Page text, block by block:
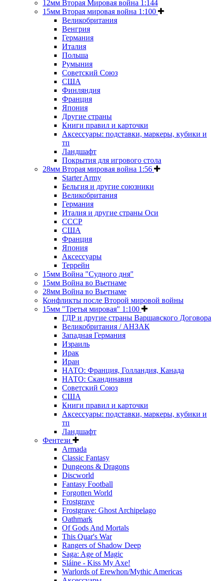
12мм Вторая Мировая война 1:144
15мм Вторая мировая война 1:100
Великобритания
Венгрия
Германия
Италия
Польша
Румыния
Советский Союз
США
Финляндия
Франция
Япония
Другие страны
Книги правил и карточки
Аксессуары: подставки, маркеры, кубики и
тп
Ландшафт
Покрытия для игрового стола
28мм Вторая мировая война 1:56
Starter Army
Бельгия и другие союзники
Великобритания
Германия
Италия и другие страны Оси
СССР
США
Франция
Япония
Аксессуары
Террейн
15мм Война "Судного дня"
15мм Война во Вьетнаме
28мм Война во Вьетнаме
Конфликты после Второй мировой войны
15мм "Третья мировая" 1:100
ГДР и другие страны Варшавского Договора
Великобритания / АНЗАК
Западная Германия
Израиль
Ирак
Иран
НАТО: Франция, Голландия, Канада
НАТО: Скандинавия
Советский Союз
США
Книги правил и карточки
Аксессуары: подставки, маркеры, кубики и
тп
Ландшафт
Фентези
Armada
Classic Fantasy
Dungeons & Dragons
Discworld
Fantasy Football
Forgotten World
Frostgrave
Frostgrave: Ghost Archipelago
Oathmark
Of Gods And Mortals
This Quar's War
Rangers of Shadow Deep
Saga: Age of Magic
Sláine - Kiss My Axe!
Warlords of Erewhon/Mythic Americas